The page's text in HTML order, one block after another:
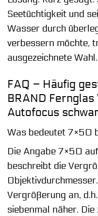
Seetüchtigkeit und
Wasser durch
verbessern möchte,
ausgezeichnete Wahl.
FAQ – Häufig
BRAND
Autofocus
Was bedeutet 7×50
Die Angabe 7×50
beschreibt die
Vergrößerung an,
siebenmal näher.